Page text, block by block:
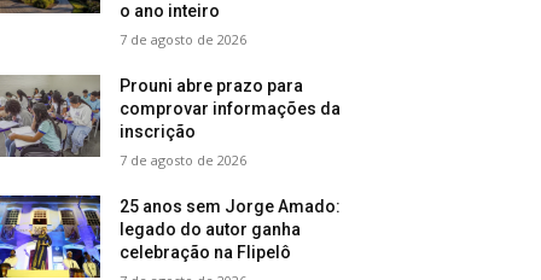
o ano inteiro
7 de agosto de 2026
Prouni abre prazo para
comprovar informações da
inscrição
7 de agosto de 2026
25 anos sem Jorge Amado:
legado do autor ganha
celebração na Flipelô